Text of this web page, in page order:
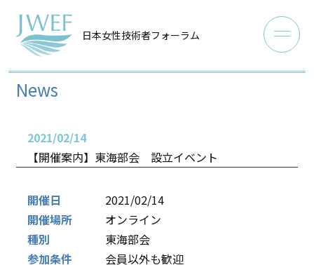
日本女性技術者フォーラム
News
2021/02/14
【開催案内】東海部会 設立イベント
開催日
2021/02/14
開催場所
オンライン
種別
東海部会
参加条件
会員以外も歓迎